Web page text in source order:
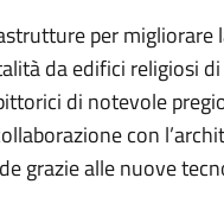
per
da edifici religiosi
di notevole
con
grazie alle nuove